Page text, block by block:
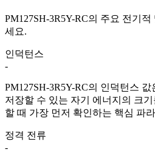
PM127SH-3R5Y-RC의 주요 전기
세요.
인덕턴스
-
PM127SH-3R5Y-RC의 인덕턴스 값
저장할 수 있는 자기 에너지의 크
할 때 가장 먼저 확인하는 핵심 파
정격 전류
-